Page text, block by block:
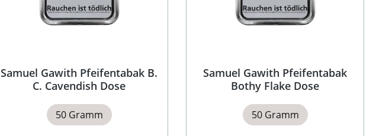
Samuel Gawith Pfeifentabak B.
C. Cavendish Dose
50 Gramm
Samuel Gawith Pfeifentabak
Bothy Flake Dose
50 Gramm